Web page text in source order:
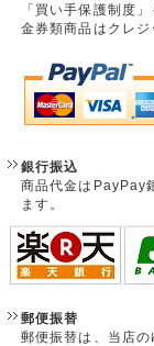
「買い手保護制度
金券類商品はクレジ
銀行振込
商品代金はPayPay
ます。
郵便振替
郵便振替は、当店の